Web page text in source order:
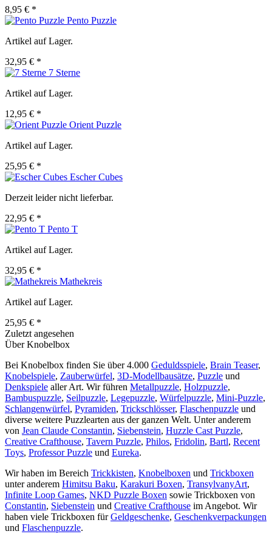
8,95 € *
Pento Puzzle
Artikel auf Lager.
32,95 € *
7 Sterne
Artikel auf Lager.
12,95 € *
Orient Puzzle
Artikel auf Lager.
25,95 € *
Escher Cubes
Derzeit leider nicht lieferbar.
22,95 € *
Pento T
Artikel auf Lager.
32,95 € *
Mathekreis
Artikel auf Lager.
25,95 € *
Zuletzt angesehen
Über Knobelbox
Bei Knobelbox finden Sie über 4.000 Geduldsspiele, Brain Teaser,
Knobelspiele, Zauberwürfel, 3D-Modellbausätze, Puzzle und
Denkspiele aller Art. Wir führen Metallpuzzle, Holzpuzzle,
Bambuspuzzle, Seilpuzzle, Legepuzzle, Würfelpuzzle, Mini-Puzzle,
Schlangenwürfel, Pyramiden, Trickschlösser, Flaschenpuzzle und
diverse weitere Puzzlearten aus der ganzen Welt. Unter anderem
von Jean Claude Constantin, Siebenstein, Huzzle Cast Puzzle,
Creative Crafthouse, Tavern Puzzle, Philos, Fridolin, Bartl, Recent
Toys, Professor Puzzle und Eureka.
Wir haben im Bereich Trickkisten, Knobelboxen und Trickboxen
unter anderem Himitsu Baku, Karakuri Boxen, TransylvanyArt,
Infinite Loop Games, NKD Puzzle Boxen sowie Trickboxen von
Constantin, Siebenstein und Creative Crafthouse im Angebot. Wir
haben viele Trickboxen fürGeldgeschenke, Geschenkverpackungen
und Flaschenpuzzle.